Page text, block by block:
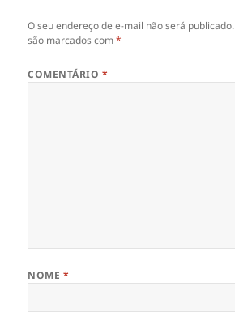
O seu endereço de e-mail não será publicado.
são marcados com*
COMENTÁRIO *
NOME *